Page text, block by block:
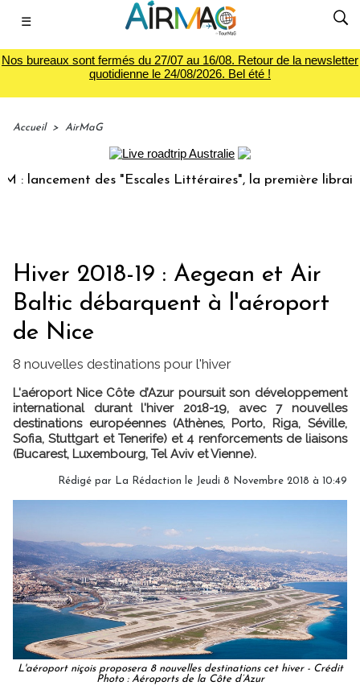
☰
Nos bureaux sont fermés du 27/07 au 16/08. Retour de la newsletter
quotidienne le 24/08/2026. Bel été !
Accueil > AirMaG
des "Escales Littéraires", la première librairie du
Hiver 2018-19 : Aegean et Air
Baltic débarquent à l'aéroport
de Nice
8 nouvelles destinations pour l'hiver
L'aéroport Nice Côte d’Azur poursuit son développement
international durant l'hiver 2018-19, avec 7 nouvelles
destinations européennes (Athènes, Porto, Riga, Séville,
Sofia, Stuttgart et Tenerife) et 4 renforcements de liaisons
(Bucarest, Luxembourg, Tel Aviv et Vienne).
Rédigé par La Rédaction le Jeudi 8 Novembre 2018 à 10:49
L'aéroport niçois proposera 8 nouvelles destinations cet hiver - Crédit
Photo : Aéroports de la Côte d’Azur